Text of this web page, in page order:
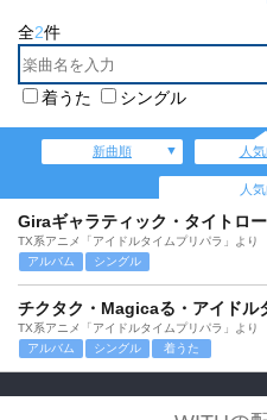
全2件
着うた シングル
新曲順 人
人
Giraギャラティック・タイトロ
TX系アニメ「アイドルタイムプリパラ」より
アルバム
シングル
チクタク・Magicaる・アイドル
TX系アニメ「アイドルタイムプリパラ」より
アルバム
シングル 着うた